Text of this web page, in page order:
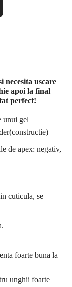
uscare
apoi la final
perfect!
unui gel
de apex: negativ,
cuticula, se
foarte buna la
unghii foarte